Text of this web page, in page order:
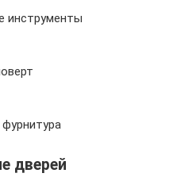
инструменты
дверей